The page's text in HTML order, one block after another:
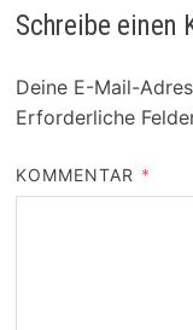
Schreibe einen
Deine E-Mail-
Erforderliche
KOMMENTAR *